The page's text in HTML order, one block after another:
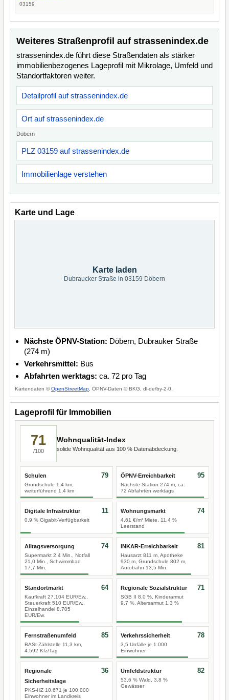
03159
Weiteres Straßenprofil auf strassenindex.de
strassenindex.de führt diese Straßendaten als stärker
immobilienbezogenes Lageprofil mit Mikrolage, Umfeld und
Standortfaktoren weiter.
Detailprofil auf strassenindex.de
Ort auf strassenindex.de
Döbern
PLZ 03159 auf strassenindex.de
Immobilienlage verstehen
Karte und Lage
Karte laden
Dubraucker Straße in 03159 Döbern
Nächste ÖPNV-Station: Döbern, Dubrauker Straße
(274 m)
Verkehrsmittel: Bus
Abfahrten werktags: ca. 72 pro Tag
Kartendaten ©OpenStreetMap , ÖPNV-Daten © BKG, dl-de/by-2-0.
Lageprofil für Immobilien
71
/100
Wohnqualität-Index
solide Wohnqualität aus 100 % Datenabdeckung.
Schulen
Grundschule 1,4 km,
weiterführend 1,4 km
79 ÖPNV-Erreichbarkeit
Nächste Station 274 m, ca.
72 Abfahrten werktags
95
Digitale Infrastruktur
0,9 % Gigabit-Verfügbarkeit
11 Wohnungsmarkt
4,61 €/m² Miete, 11,4 %
Leerstand
74
Alltagsversorgung
Supermarkt 2,4 Min., Notfall
21,0 Min., Schwimmbad
17,7 Min.
74 INKAR-Erreichbarkeit
Hausarzt 811 m, Apotheke
930 m, Grundschule 802 m,
Autobahn 13,5 Min.
81
Standortmarkt
Kaufkraft 27.104 EUR/Ew.,
Steuerkraft 510 EUR/Ew.,
Einzelhandel 8.705
EUR/Ew.
64 Regionale Sozialstruktur
SGB II 8,0 %, Kinderarmut
9,7 %, Altersarmut 1,3 %
71
Fernstraßenumfeld
BASt-Zählstelle 11,3 km,
4.592 Kfz/Tag
85 Verkehrssicherheit
3,5 Unfälle je 1.000
Einwohner
78
Regionale
Sicherheitslage
PKS-HZ 10.671 je 100.000
Einwohner im Landkreis
36 Umfeldstruktur
53,6 % Wald, 3,8 %
Gewässer
82